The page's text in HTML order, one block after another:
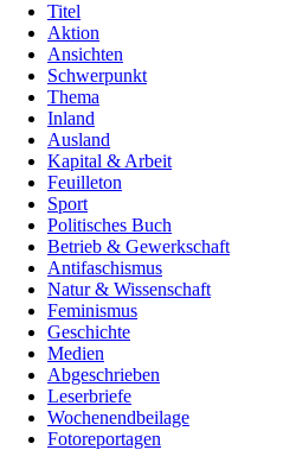
Titel
Aktion
Ansichten
Schwerpunkt
Thema
Inland
Ausland
Kapital & Arbeit
Feuilleton
Sport
Politisches Buch
Betrieb & Gewerkschaft
Antifaschismus
Natur & Wissenschaft
Feminismus
Geschichte
Medien
Abgeschrieben
Leserbriefe
Wochenendbeilage
Fotoreportagen